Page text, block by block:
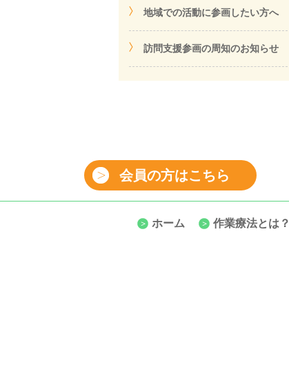
地域での活動に参画したい方へ
訪問支援参画の周知のお知らせ
会員の方はこちら
ホーム 作業療法とは？